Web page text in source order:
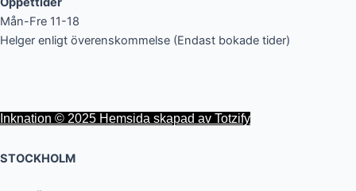
Mån-Fre 11-18
Helger enligt överenskommelse (Endast bokade tider)
Inknation © 2025 Hemsida skapad av Totzify
STOCKHOLM